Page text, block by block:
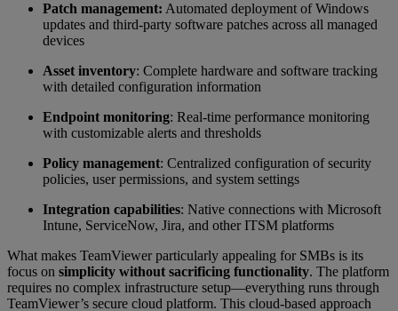
Patch management: Automated deployment of Windows
updates and third-party software patches across all managed
devices
Asset inventory: Complete hardware and software tracking
with detailed configuration information
Endpoint monitoring: Real-time performance monitoring
with customizable alerts and thresholds
Policy management: Centralized configuration of security
policies, user permissions, and system settings
Integration capabilities: Native connections with Microsoft
Intune, ServiceNow, Jira, and other ITSM platforms
What makes TeamViewer particularly appealing for SMBs is its
focus on simplicity without sacrificing functionality. The platform
requires no complex infrastructure setup—everything runs through
TeamViewer’s secure cloud platform. This cloud-based approach